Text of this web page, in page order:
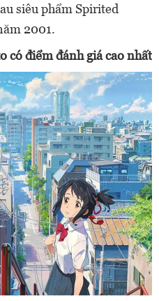
siêu phẩm Spirited
2001.
có điểm đánh giá cao nhất